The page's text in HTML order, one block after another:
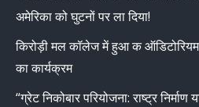
in
new
window
in
new
window
in
new
window
in
new
window
अमेरिका को घुटनों पर ला दिया!
किरोड़ी मल कॉलेज में हुआ क
का कार्यक्रम
“ग्रेट निकोबार परियोजना: राष्ट्र